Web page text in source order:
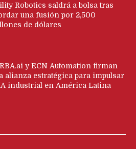
Robotics saldrá a bolsa tras
una fusión por 2,500
de dólares
y ECN Automation firman
alianza estratégica para impulsar
industrial en América Latina